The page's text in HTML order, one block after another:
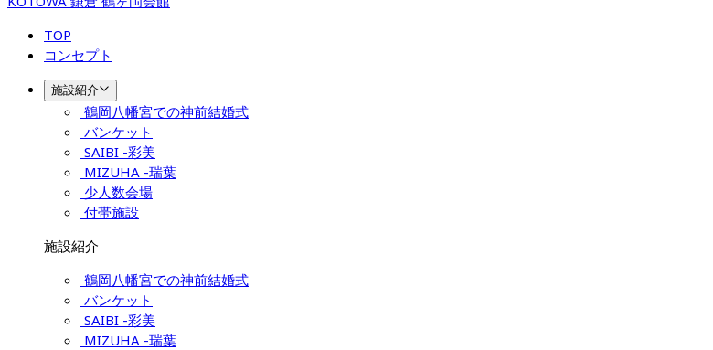
TOP
コンセプト
施設紹介
鶴岡八幡宮での神前結婚式
バンケット
SAIBI -彩美
MIZUHA -瑞葉
少人数会場
付帯施設
施設紹介
鶴岡八幡宮での神前結婚式
バンケット
SAIBI -彩美
MIZUHA -瑞葉